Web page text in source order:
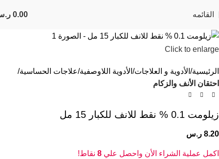
القائمه 0.00
Click to enlarge
الرئيسية الأدوية و العلاجات الأدوية اللاوصفية علاجات الحساسية
احتقان الأنف والزكام
زيلومت 0.1 % نقط للانف للكبار 15 مل
8.20 ر.س
اكمل عملية الشراء الأن واحصل علي 8 نقاط!